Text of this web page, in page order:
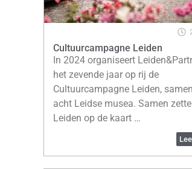
Cultuurcampagne Leiden
In 2024 organiseert
het zevende jaar op rij de
Cultuurcampagne Leiden,
acht Leidse musea. Samen
Leiden op de kaart …